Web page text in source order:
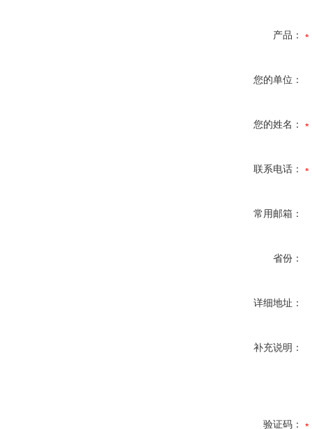
产品：
您的单位：
您的姓名：
联系电话：
常用邮箱：
省份：
详细地址：
补充说明：
验证码：